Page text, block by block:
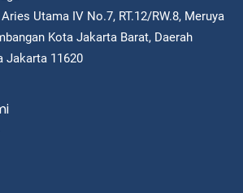
Utama IV No.7, RT.12/RW.8, Meruya
Kota Jakarta Barat, Daerah
Jakarta 11620